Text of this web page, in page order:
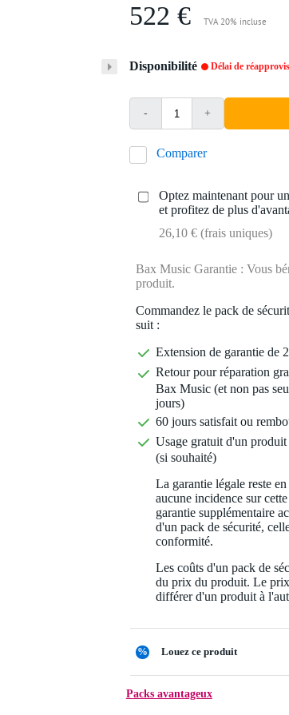
522 € TVA 20% incluse
Disponibilité Délai de
- +
Comparer
Optez maintenant pour
et profitez de plus
26,10 € (frais uniques)
Bax Music Garantie : Vous
produit.
Commandez le pack de
suit :
Extension de garantie de
Retour pour réparation
Bax Music (et non pas
jours)
60 jours satisfait ou
Usage gratuit d'un produit
(si souhaité)
La garantie légale reste
aucune incidence sur
garantie supplémentaire
d'un pack de sécurité,
conformité.
Les coûts d'un pack de
du prix du produit. Le
différer d'un produit à
% Louez ce produit
Packs avantageux